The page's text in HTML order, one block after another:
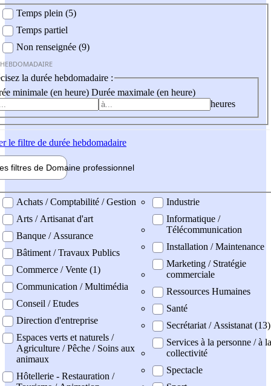
Temps plein (5)
Temps partiel
Non renseignée (9)
la durée hebdomadaire :
minimale (en heure) Durée maximale (en heure)
heures
le filtre de durée hebdomadaire
filtres de Domaine professionnel
professionel
Achats / Comptabilité / Gestion
Arts / Artisanat d'art
Banque / Assurance
Bâtiment / Travaux Publics
Commerce / Vente (1)
Communication / Multimédia
Conseil / Etudes
Direction d'entreprise
Espaces verts et naturels /
Agriculture / Pêche / Soins aux
animaux
Hôtellerie - Restauration /
Industrie
Informatique /
Télécommunication
Installation / Maintenance
Marketing / Stratégie
commerciale
Ressources Humaines
Santé
Secrétariat / Assistanat (13)
Services à la personne / à la
collectivité
Spectacle